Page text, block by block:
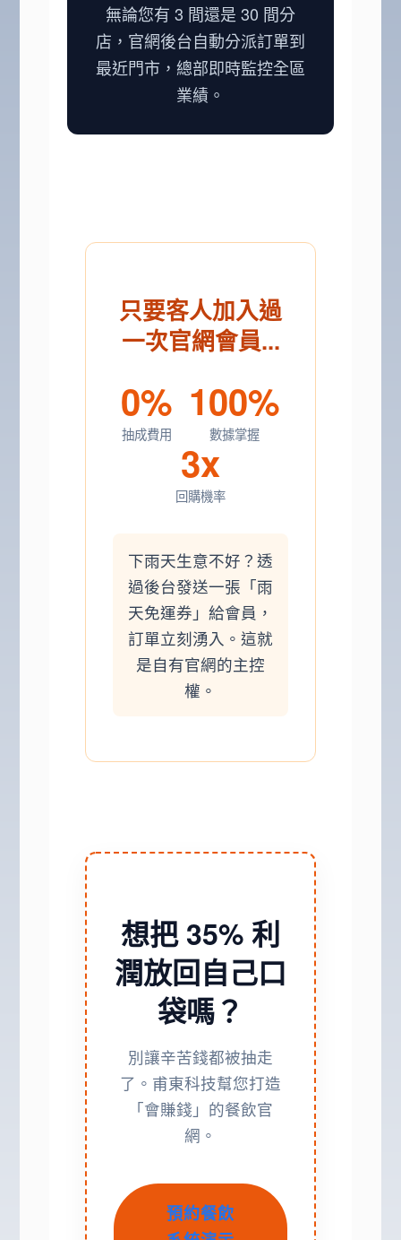
無論您有 3 間還是 30 間分
店，官網後台自動分派訂單到
最近門市，總部即時監控全區
業績。
只要客人加入過
一次官網會員...
0%
抽成費用
100%
數據掌握
3x
回購機率
下雨天生意不好？透
過後台發送一張「雨
天免運券」給會員，
訂單立刻湧入。這就
是自有官網的主控
權。
想把 35% 利
潤放回自己口
袋嗎？
別讓辛苦錢都被抽走
了。甫東科技幫您打造
「會賺錢」的餐飲官
網。
預約餐飲